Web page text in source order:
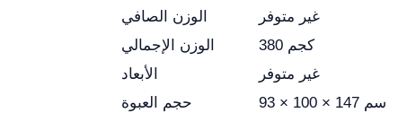
الوزن الصافي
غير متوفر
الوزن الإجمالي
380 كجم
الأبعاد
غير متوفر
حجم العبوة
93 × 100 × 147 سم